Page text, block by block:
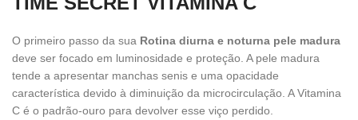
O primeiro passo da sua Rotina diurna e noturna pele madura
deve ser focado em luminosidade e proteção. A pele madura
tende a apresentar manchas senis e uma opacidade
característica devido à diminuição da microcirculação. A Vitamina
C é o padrão-ouro para devolver esse viço perdido.